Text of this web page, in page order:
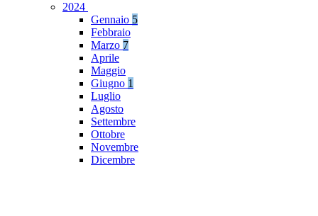
2024
Gennaio 5
Febbraio
Marzo 7
Aprile
Maggio
Giugno 1
Luglio
Agosto
Settembre
Ottobre
Novembre
Dicembre